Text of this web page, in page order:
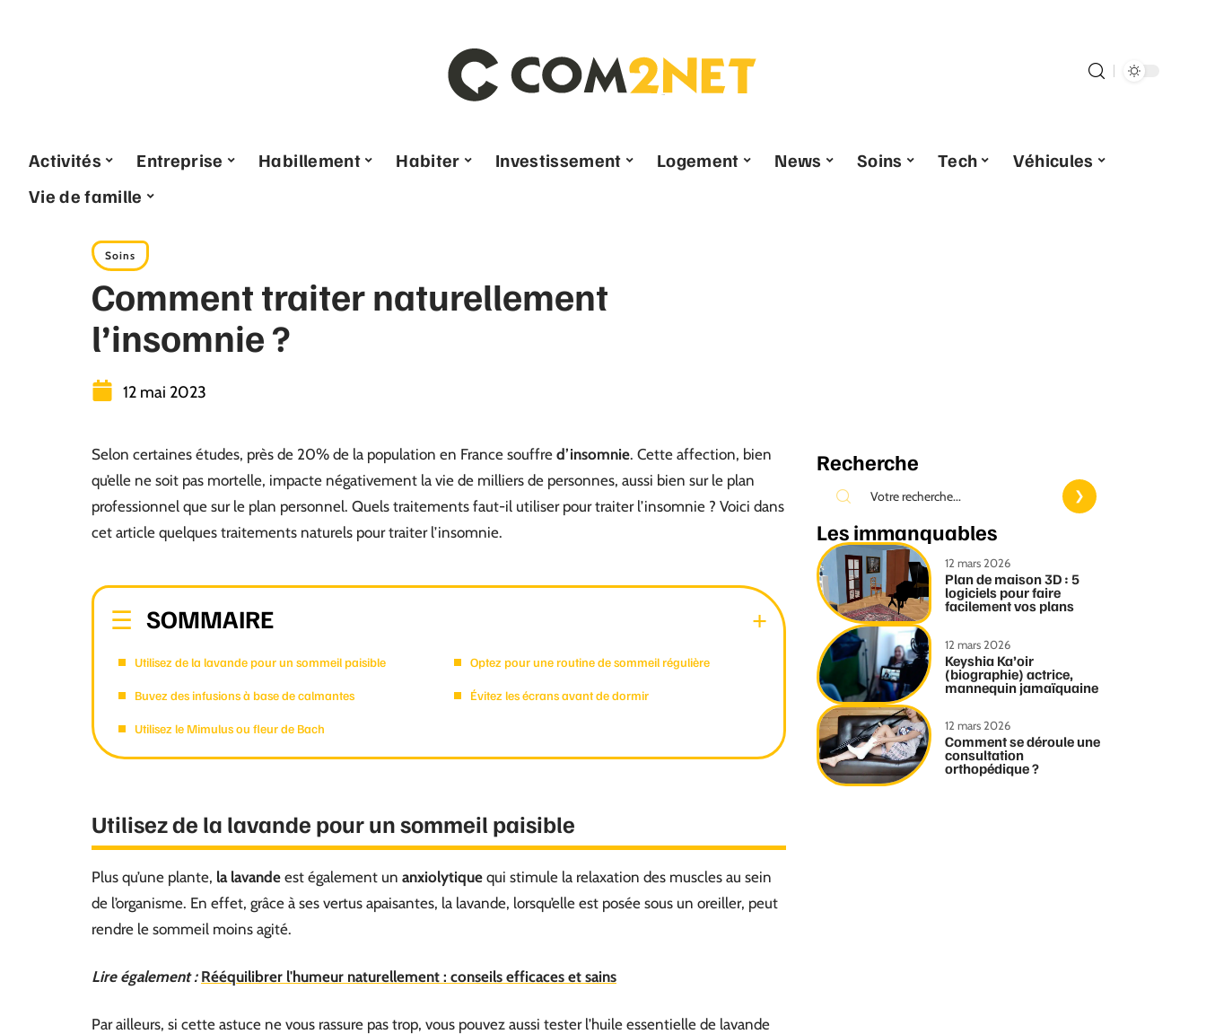
Activités Entreprise Habillement Habiter Investissement Logement News Soins Tech
Véhicules
Vie de famille
Soins
Comment traiter naturellement
l’insomnie ?
12 mai 2023
Selon certaines études, près de 20% de la population en France souffre d’insomnie. Cette affection, bien
qu’elle ne soit pas mortelle, impacte négativement la vie de milliers de personnes, aussi bien sur le plan
professionnel que sur le plan personnel. Quels traitements faut-il utiliser pour traiter l’insomnie ? Voici dans
cet article quelques traitements naturels pour traiter l’insomnie.
SOMMAIRE
Utilisez de la lavande pour un sommeil paisible
Buvez des infusions à base de calmantes
Utilisez le Mimulus ou fleur de Bach
Optez pour une routine de sommeil régulière
Évitez les écrans avant de dormir
Utilisez de la lavande pour un sommeil paisible
Plus qu’une plante, la lavande est également un anxiolytique qui stimule la relaxation des muscles au sein
de l’organisme. En effet, grâce à ses vertus apaisantes, la lavande, lorsqu’elle est posée sous un oreiller, peut
rendre le sommeil moins agité.
Lire également : Rééquilibrer l'humeur naturellement : conseils efficaces et sains
Par ailleurs, si cette astuce ne vous rassure pas trop, vous pouvez aussi tester l’huile essentielle de lavande
Recherche
Les immanquables
12 mars 2026
Plan de maison 3D : 5
logiciels pour faire
facilement vos plans
12 mars 2026
Keyshia Ka’oir
(biographie) actrice,
mannequin jamaïquaine
12 mars 2026
Comment se déroule une
consultation
orthopédique ?